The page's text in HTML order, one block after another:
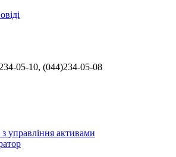
05-10, (044)234-05-08
управління активами